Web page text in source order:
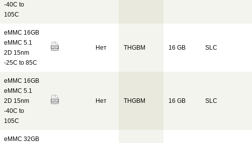
-40C to
105C
eMMC 16GB
eMMC 5.1
2D 15nm
-25C to 85C
Нет THGBM 16 GB SLC
eMMC 16GB
eMMC 5.1
2D 15nm
-40C to
105C
Нет THGBM 16 GB SLC
eMMC 32GB